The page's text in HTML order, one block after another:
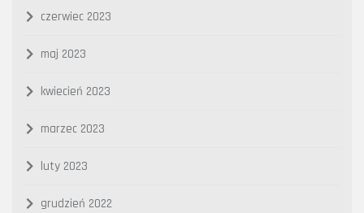
czerwiec 2023
maj 2023
kwiecień 2023
marzec 2023
luty 2023
grudzień 2022